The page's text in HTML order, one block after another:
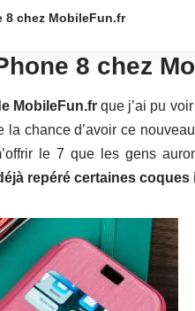
8 chez MobileFun.fr
8 chez
MobileFun.frque j’ai pu
la chance d’avoir ce
le 7 que les gens
repéré certaines